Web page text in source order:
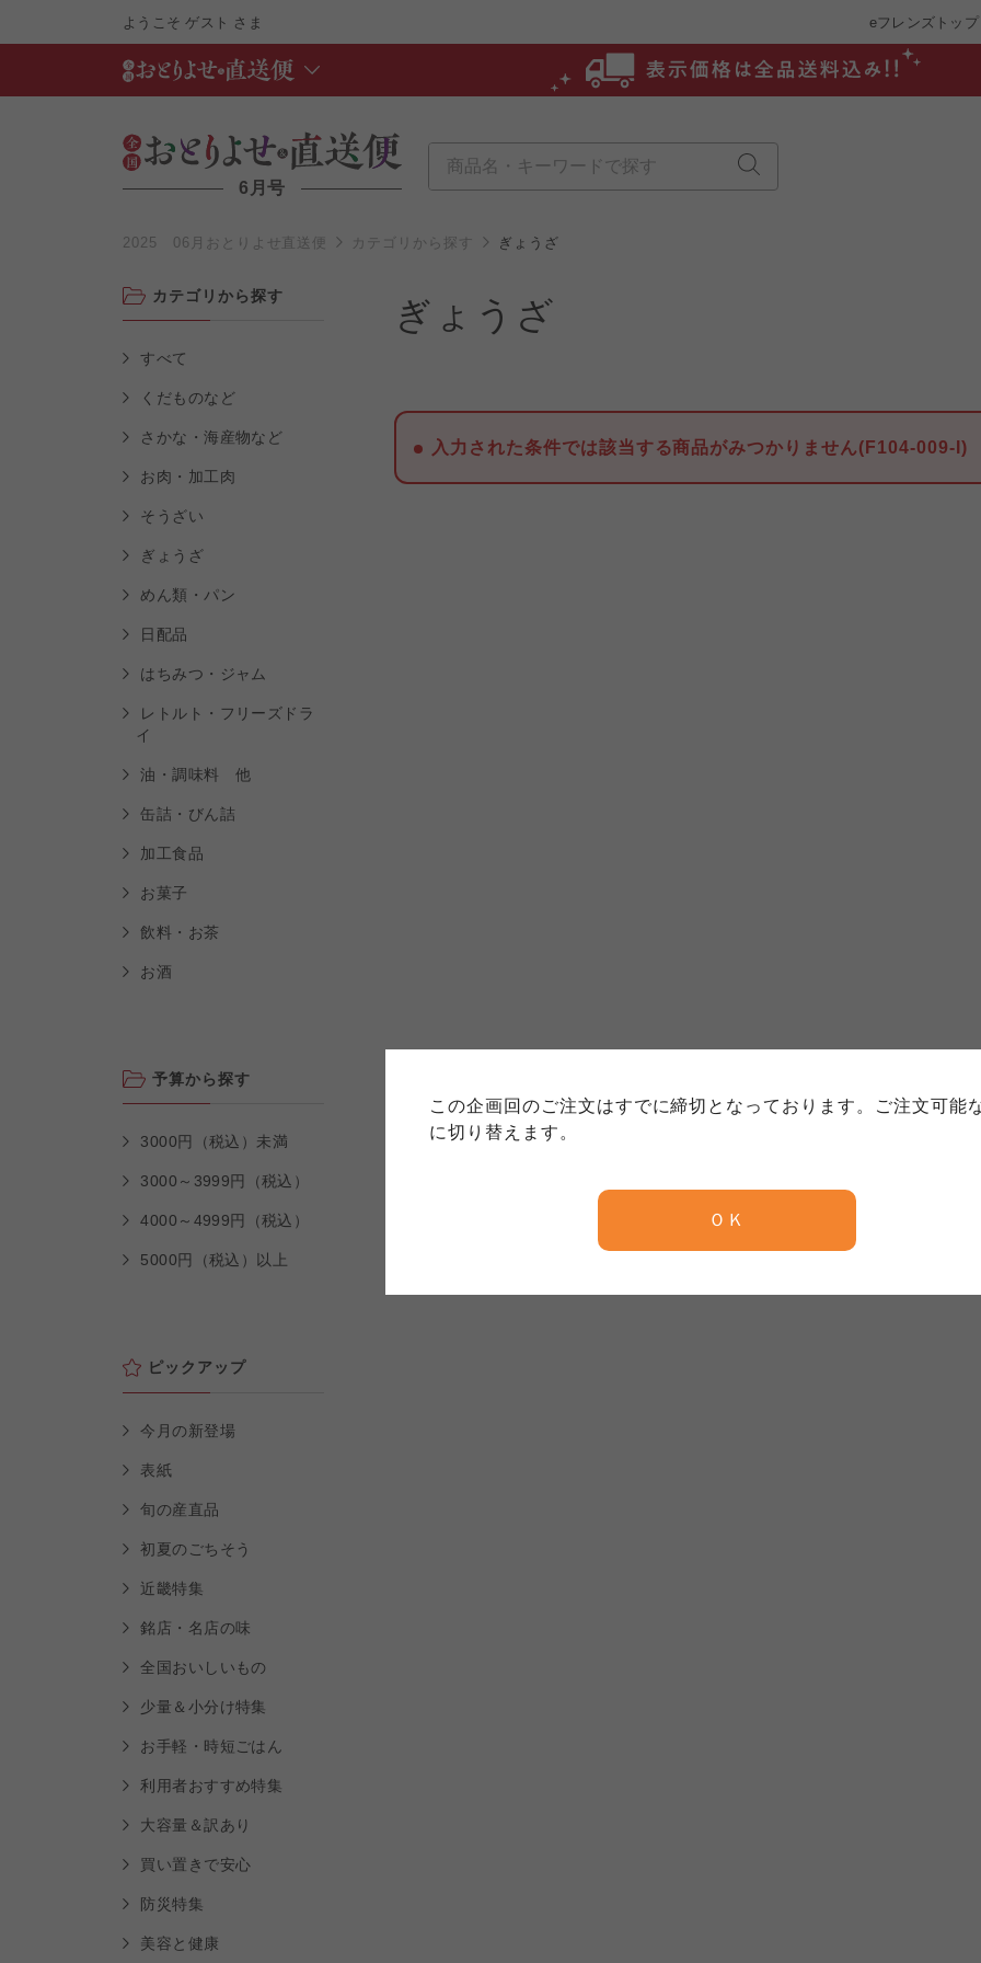
この企画回のご注文はすでに締切となっております。ご注文可能
に切り替えます。
ＯＫ
ようこそゲスト さま eフレンズトップ
6月号
2025 06月おとりよせ直送便 カテゴリから探す ぎょうざ
カテゴリから探す
すべて
くだものなど
さかな・海産物など
お肉・加工肉
そうざい
ぎょうざ
めん類・パン
日配品
はちみつ・ジャム
レトルト・フリーズドラ
イ
油・調味料 他
缶詰・びん詰
加工食品
お菓子
飲料・お茶
お酒
予算から探す
3000円（税込）未満
3000～3999円（税込）
4000～4999円（税込）
5000円（税込）以上
ピックアップ
今月の新登場
表紙
旬の産直品
初夏のごちそう
近畿特集
銘店・名店の味
全国おいしいもの
少量＆小分け特集
お手軽・時短ごはん
利用者おすすめ特集
大容量＆訳あり
買い置きで安心
防災特集
美容と健康
ぎょうざ
入力された条件では該当する商品がみつかりません(F104-009-I)
このサイトは7つの生協から業務委託を受けて、コープきんき事業連合が運営しています。
める利用約款をご確認のうえ、ご利用ください。なお、クチコミ投稿については、利用約
よどがわ市民生協 大阪いずみ市民生協 わかやま市民生協
ては、コープ事業連合、ならびに各生協の「個人情報保護方針」にもどづいて、コープ事業
コープ事業連合、ならびに各生協の「個人情報保護方針」については各生協のボタンをクリ
ならコープ
このサイトは7つの生協から業務委託を受けて、コープきんき事業連合が運営しています。
各生協の「特定商取引法に基づく表記について」については各生協のボタンをクリックして